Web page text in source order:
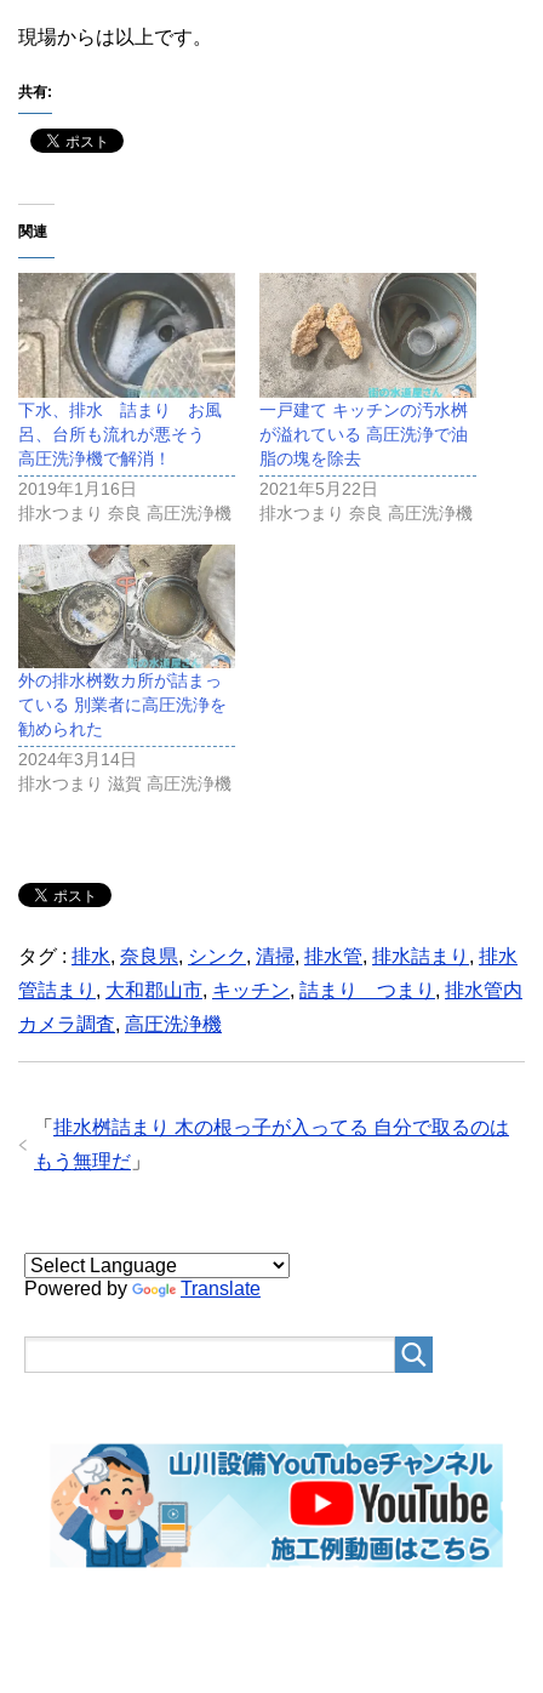
現場からは以上です。
共有:
関連
下水、排水 詰まり お風
呂、台所も流れが悪そう
高圧洗浄機で解消！
2019年1月16日
排水つまり 奈良 高圧洗浄機
一戸建て キッチンの汚水桝
が溢れている 高圧洗浄で油
脂の塊を除去
2021年5月22日
排水つまり 奈良 高圧洗浄機
外の排水桝数カ所が詰まっ
ている 別業者に高圧洗浄を
勧められた
2024年3月14日
排水つまり 滋賀 高圧洗浄機
タグ : 排水, 奈良県, シンク, 清掃, 排水管, 排水詰まり , 排水
管詰まり , 大和郡山市, キッチン, 詰まり つまり , 排水管内
カメラ調査, 高圧洗浄機
「 排水桝詰まり 木の根っ子が入ってる 自分で取るのは
もう無理だ 」
Powered by Translate